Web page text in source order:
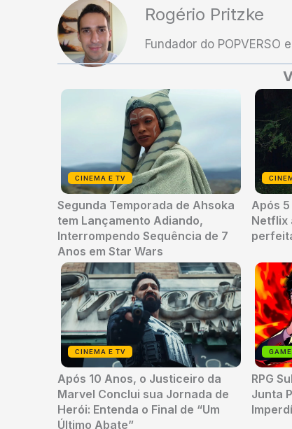
Rogério Pritzke
Fundador do POPVERSO
CINEMA E TV
Segunda Temporada de Ahsoka
tem Lançamento Adiando,
Interrompendo Sequência de 7
Anos em Star Wars
Após
Netflix
CINEMA E TV
Após 10 Anos, o Justiceiro da
Marvel Conclui sua Jornada de
Herói: Entenda o Final de “Um
Último Abate”
RPG
Junta